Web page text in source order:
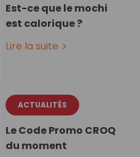
Est-ce que le mochi
est calorique ?
Lire la suite
ACTUALITÉS
Le Code Promo CROQ
du moment